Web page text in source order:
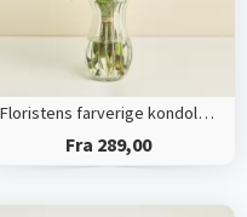
Floristens farverige kondolencebuket
Fra 289,00